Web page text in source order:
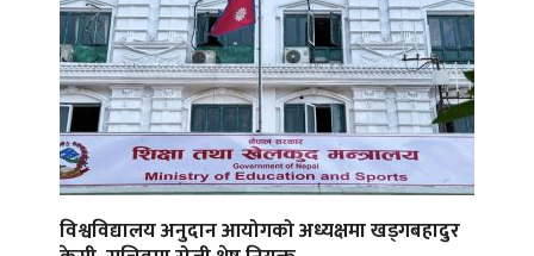
विश्वविद्यालय अनुदान आयोगको अध्यक्षमा खड्गबहादुर